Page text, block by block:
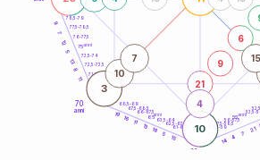
60
70
anni
53,5-
56-57,5
57,5-58,5
58,5-59
61-62,5
62,5-63,5
63,5-64
66-67,5
67,5-68,5
68,5-69
71-72,5
72,5-73,5
73,5-74
76-77,5
77,5-78,5
78,5-79
21
7
4
14
15
5
18
13
11
16
19
11
8
13
5
12
7
9
10
3 21
9
6
4
10
7 15
55anni
65anni
75anni